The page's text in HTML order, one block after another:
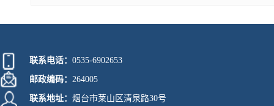
联系电话： 0535-6902653
邮政编码： 264005
联系地址： 烟台市莱山区清泉路30号